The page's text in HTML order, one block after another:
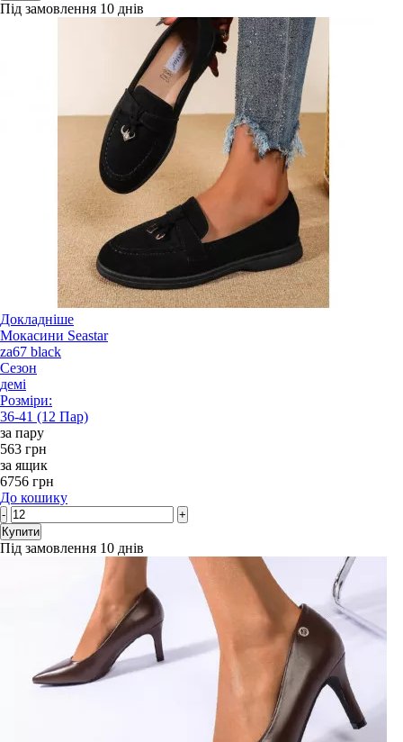
Під замовлення 10 днів
Докладніше
Мокасини Seastar
za67 black
Сезон
демі
Розміри:
36-41 (12 Пар)
за пару
563 грн
за ящик
6756 грн
До кошику
-
+
Купити
Під замовлення 10 днів